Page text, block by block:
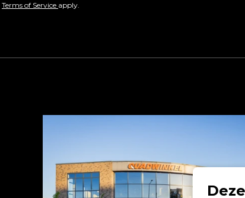
Terms of Service apply.